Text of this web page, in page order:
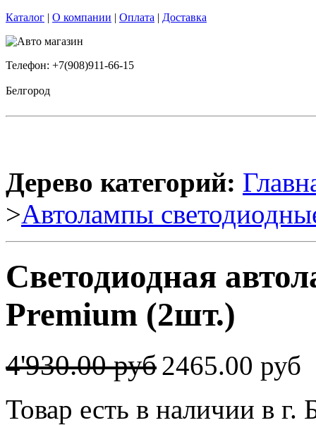
Каталог | О компании | Оплата | Доставка
Телефон: +7(908)911-66-15
Белгород
Дерево категорий:
>Автолампы
Светодиодная
Premium (2шт.)
4'930.00 руб2465.00 руб
Товар есть в наличии в г.